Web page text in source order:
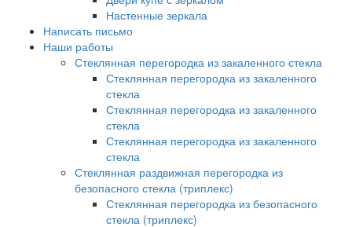
Настенные зеркала
Написать письмо
Наши работы
Стеклянная перегородка из закаленного стекла
Стеклянная перегородка из закаленного
стекла
Стеклянная перегородка из закаленного
стекла
Стеклянная перегородка из закаленного
стекла
Стеклянная раздвижная перегородка из
безопасного стекла (триплекс)
Стеклянная перегородка из безопасного
стекла (триплекс)